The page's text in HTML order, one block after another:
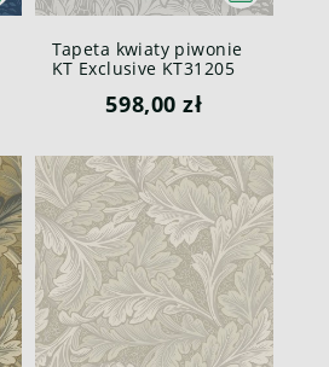
Tapeta kwiaty piwonie
KT Exclusive KT31205
Heritage III598,00 zł